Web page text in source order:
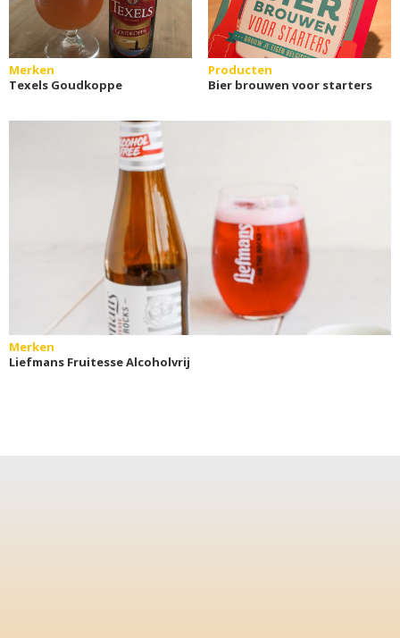
Merken
Texels Goudkoppe
Producten
Bier brouwen voor starters
Merken
Liefmans Fruitesse Alcoholvrij